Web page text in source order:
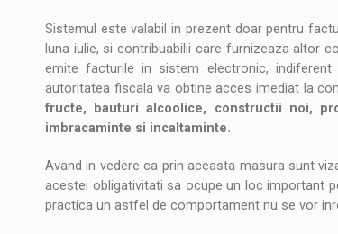
Sistemul este valabil in prezent doar pentru
luna iulie, si contribuabilii care furnizeaza altor
emite facturile in sistem electronic,
autoritatea fiscala va obtine acces imediat la
fructe, bauturi alcoolice, constructii noi,
imbracaminte si incaltaminte.
Avand in vedere ca prin aceasta masura sunt
acestei obligativitati sa ocupe un loc important
practica un astfel de comportament nu se vor